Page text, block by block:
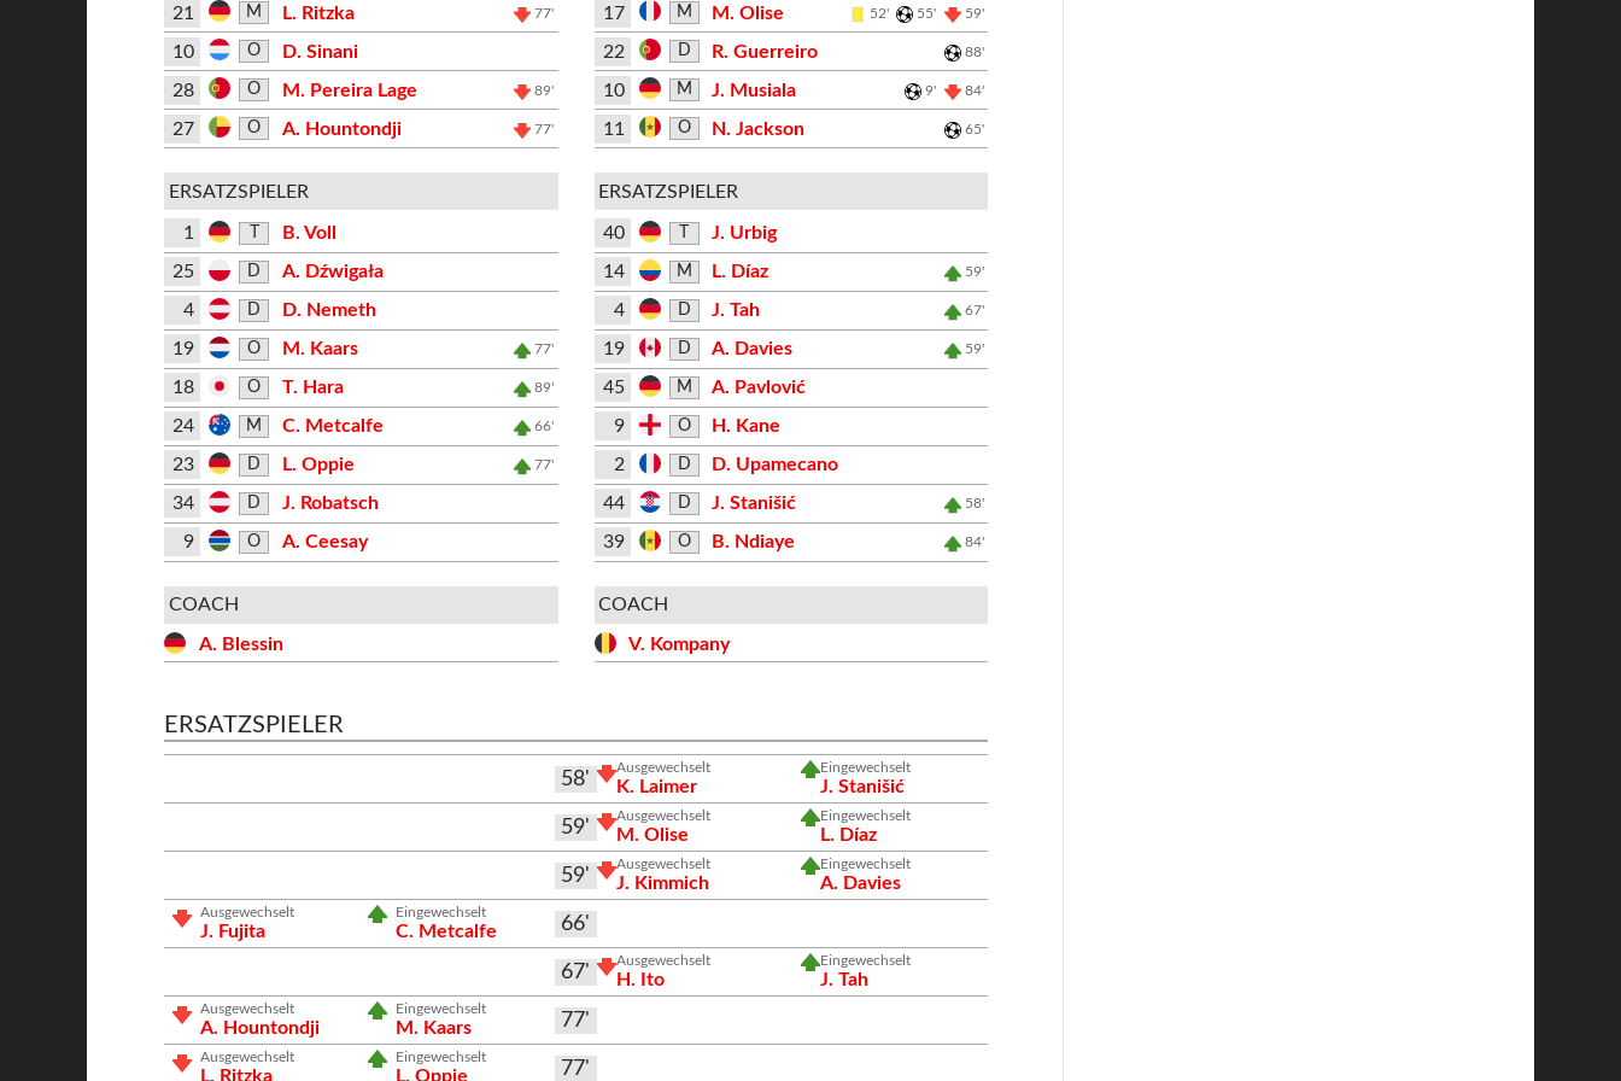
21 M L. Ritzka 77'
10 O
D. Sinani
28
O M. Pereira Lage 89'
27 O A. Hountondji 77'
ERSATZSPIELER
1
B. Voll
25
D
A. Dźwigała
4
D
D. Nemeth
19
O M. Kaars 77'
18 O T. Hara 89'
24 M C. Metcalfe 66'
23 D L. Oppie 77'
34 D
J. Robatsch
9
O A. Ceesay
COACH
A. Blessin
17 M M. Olise 52' 55' 59'
22 D R. Guerreiro 88'
10 M J. Musiala 9' 84'
11 O N. Jackson 65'
ERSATZSPIELER
40
J. Urbig
14
M L. Díaz 59'
4 D J. Tah 67'
19 D A. Davies 59'
45 M
A. Pavlović
9
O
H. Kane
2
D
D. Upamecano
44
D J. Stanišić 58'
39 O B. Ndiaye 84'
COACH
V. Kompany
ERSATZSPIELER
58'
Ausgewechselt
K. Laimer
Eingewechselt
J. Stanišić
59'
Ausgewechselt
M. Olise
Eingewechselt
L. Díaz
59'
Ausgewechselt
J. Kimmich
Eingewechselt
A. Davies
Ausgewechselt
J. Fujita
Eingewechselt
C. Metcalfe 66'
67'
Ausgewechselt
H. Ito
Eingewechselt
J. Tah
Ausgewechselt
A. Hountondji
Eingewechselt
M. Kaars 77'
Ausgewechselt
L. Ritzka
Eingewechselt
L. Oppie 77'